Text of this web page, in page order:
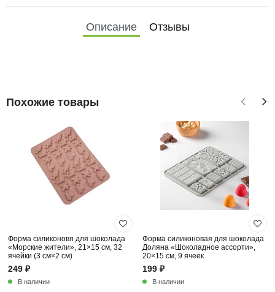
Описание Отзывы
Похожие товары
Форма силиконовя для шоколада
«Морские жители», 21×15 см, 32
ячейки (3 см×2 см)
249 ₽
В наличии
Форма силиконовая для шоколада
Доляна «Шоколадное ассорти»,
20×15 см, 9 ячеек
199 ₽
В наличии